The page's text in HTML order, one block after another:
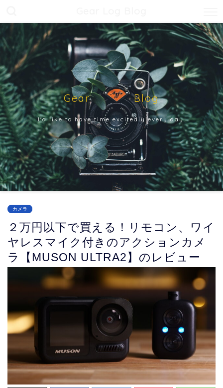
Gear Blog
I'd like to have time excitedly every day.
カメラ
２万円以下で買える！リモコン、ワイ
ヤレスマイク付きのアクションカメ
ラ【MUSON ULTRA2】のレビュー